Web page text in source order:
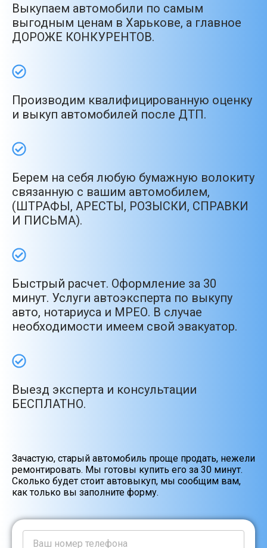
Выкупаем автомобили по самым
выгодным ценам в Харькове, а главное
ДОРОЖЕ КОНКУРЕНТОВ.
Производим квалифицированную оценку
и выкуп автомобилей после ДТП.
Берем на себя любую бумажную волокиту
связанную с вашим автомобилем,
(ШТРАФЫ, АРЕСТЫ, РОЗЫСКИ, СПРАВКИ
И ПИСЬМА).
Быстрый расчет. Оформление за 30
минут. Услуги автоэксперта по выкупу
авто, нотариуса и МРЕО. В случае
необходимости имеем свой эвакуатор.
Выезд эксперта и консультации
БЕСПЛАТНО.
Зачастую, старый автомобиль проще продать, нежели
ремонтировать. Мы готовы купить его за 30 минут.
Сколько будет стоит автовыкуп, мы сообщим вам,
как только вы заполните форму.